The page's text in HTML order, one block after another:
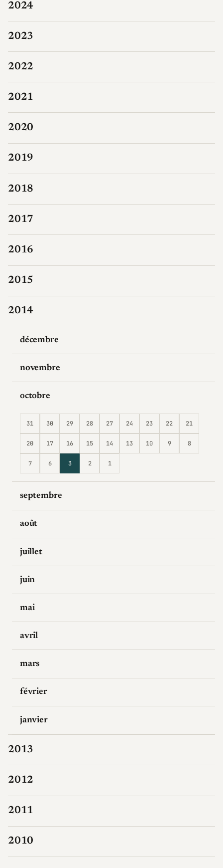
2024
2023
2022
2021
2020
2019
2018
2017
2016
2015
2014
décembre
novembre
octobre
31 30 29 28 27 24 23 22 21
20 17 16 15 14 13 10 9 8
7 6 3 2 1
septembre
août
juillet
juin
mai
avril
mars
février
janvier
2013
2012
2011
2010